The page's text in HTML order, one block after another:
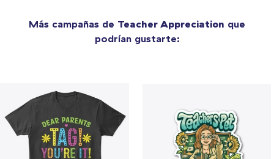
Más campañas de Teacher Appreciation que
podrían gustarte: